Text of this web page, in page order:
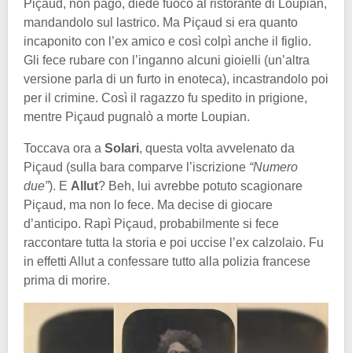
Piçaud, non pago, diede fuoco al ristorante di Loupian,
mandandolo sul lastrico. Ma Piçaud si era quanto
incaponito con l’ex amico e così colpì anche il figlio.
Gli fece rubare con l’inganno alcuni gioielli (un’altra
versione parla di un furto in enoteca), incastrandolo poi
per il crimine. Così il ragazzo fu spedito in prigione,
mentre Piçaud pugnalò a morte Loupian.
Toccava ora a Solari, questa volta avvelenato da
Piçaud (sulla bara comparve l’iscrizione “Numero
due”). E Allut? Beh, lui avrebbe potuto scagionare
Piçaud, ma non lo fece. Ma decise di giocare
d’anticipo. Rapì Piçaud, probabilmente si fece
raccontare tutta la storia e poi uccise l’ex calzolaio. Fu
in effetti Allut a confessare tutto alla polizia francese
prima di morire.